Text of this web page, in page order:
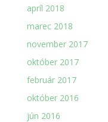
apríl 2018
marec 2018
november 2017
október 2017
február 2017
október 2016
jún 2016